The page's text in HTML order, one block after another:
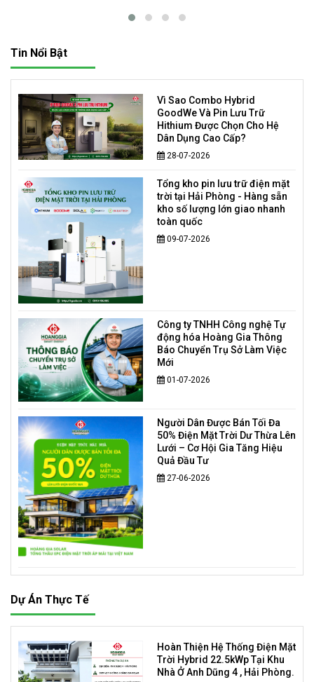
Tin Nổi Bật
Vì Sao Combo Hybrid
GoodWe Và Pin Lưu Trữ
Hithium Được Chọn Cho Hệ
Dân Dụng Cao Cấp?
28-07-2026
Tổng kho pin lưu trữ điện mặt
trời tại Hải Phòng - Hàng sẵn
kho số lượng lớn giao nhanh
toàn quốc
09-07-2026
Công ty TNHH Công nghệ Tự
động hóa Hoàng Gia Thông
Báo Chuyển Trụ Sở Làm Việc
Mới
01-07-2026
Người Dân Được Bán Tối Đa
50% Điện Mặt Trời Dư Thừa Lên
Lưới – Cơ Hội Gia Tăng Hiệu
Quả Đầu Tư
27-06-2026
Dự Án Thực Tế
Hoàn Thiện Hệ Thống Điện Mặt
Trời Hybrid 22.5kWp Tại Khu
Nhà Ở Anh Dũng 4 , Hải Phòng.